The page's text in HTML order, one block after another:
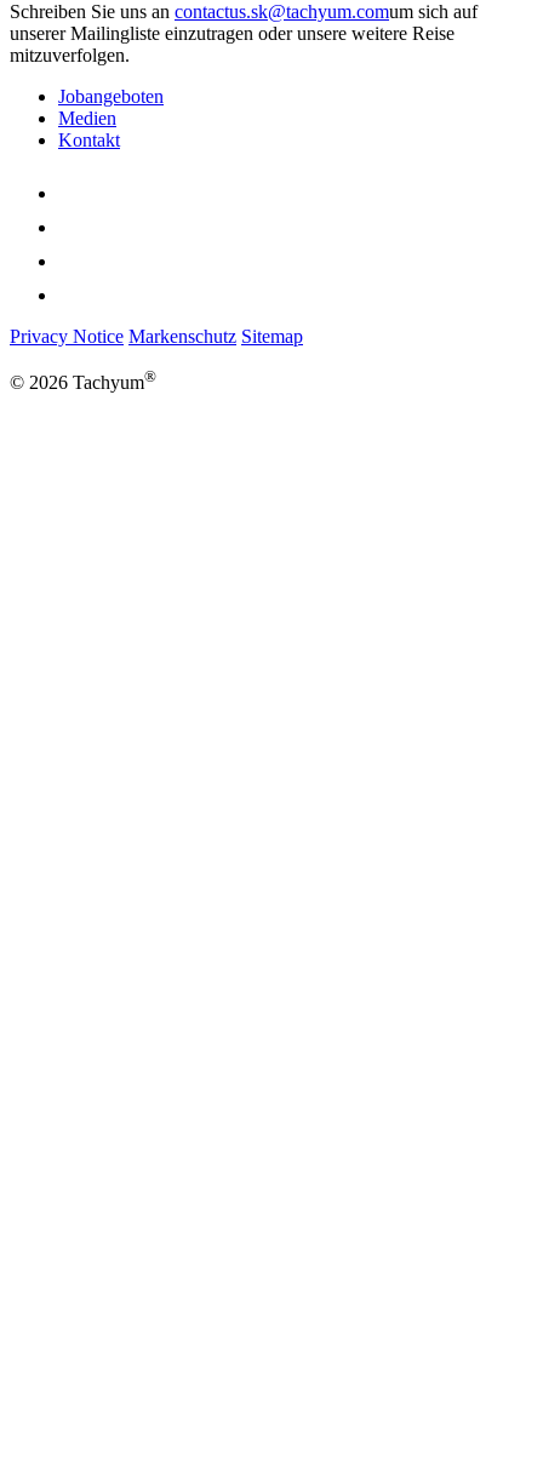
Schreiben Sie uns an
um sich auf
unserer Mailingliste einzutragen oder unsere weitere Reise
mitzuverfolgen.
Jobangeboten
Medien
Kontakt
Privacy Notice Markenschutz Sitemap
© 2026 Tachyum®